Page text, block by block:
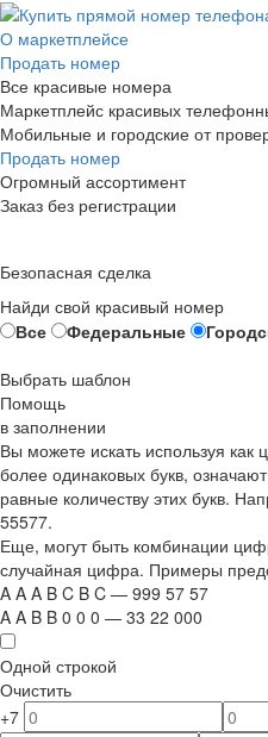
О маркетплейсе
Продать номер
Все красивые номера
Маркетплейс красивых
Мобильные и городские от
Продать номер
Огромный ассортимент
Заказ без регистрации
Безопасная сделка
Найди свой красивый номер
Все
Федеральные
Выбрать шаблон
Помощь
в заполнении
Вы можете искать используя
более одинаковых букв,
равные количеству этих букв.
55577.
Еще, могут быть комбинации
случайная цифра. Примеры
A A A B C B C — 999 57 57
A A B B 0 0 0 — 33 22 000
Одной строкой
Очистить
+7